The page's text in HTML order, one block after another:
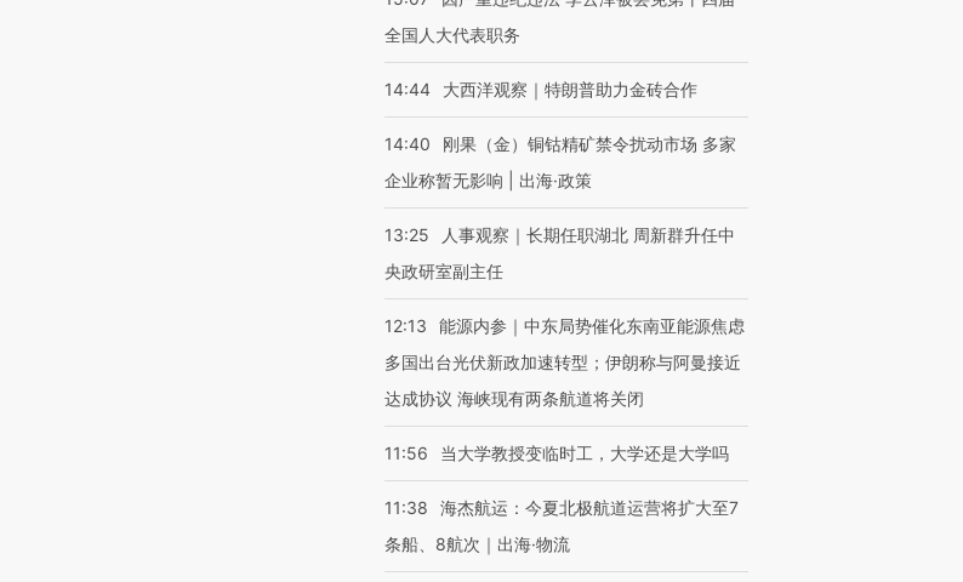
全国人大代表职务
14:44 大西洋观察｜特朗普助力金砖合作
14:40
刚果（金）铜钴精矿禁令扰动市场 多家
企业称暂无影响 | 出海·政策
13:25
人事观察｜长期任职湖北 周新群升任中
央政研室副主任
12:13
能源内参｜中东局势催化东南亚能源焦虑
多国出台光伏新政加速转型；伊朗称与阿曼接近
达成协议 海峡现有两条航道将关闭
11:56 当大学教授变临时工，大学还是大学吗
11:38
海杰航运：今夏北极航道运营将扩大至7
条船、8航次｜出海·物流